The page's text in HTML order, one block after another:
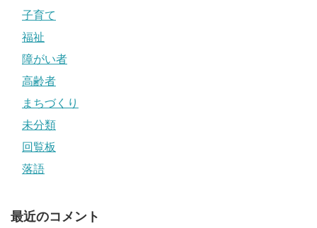
子育て
福祉
障がい者
高齢者
まちづくり
未分類
回覧板
落語
最近のコメント